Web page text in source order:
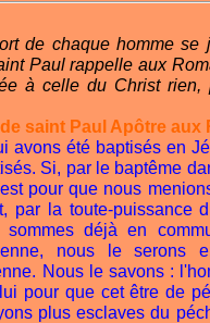
de chaque homme se
Paul rappelle aux
à celle du Christ
saint Paul Apôtre aux
avons été baptisés en
Si, par le baptême
pour que nous
par la toute-puissance
sommes déjà en
nous le serons
Nous le savons :
pour que cet être de
plus esclaves du